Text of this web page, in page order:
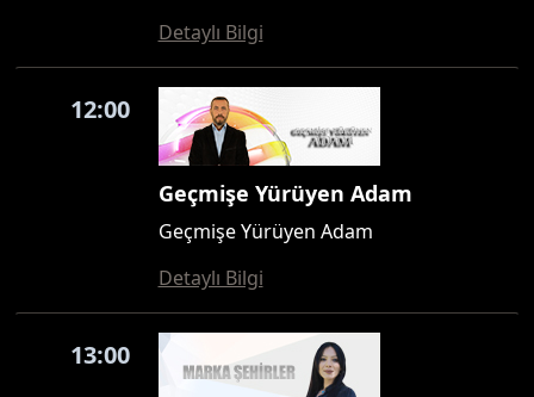
Detaylı Bilgi
12:00
Geçmişe Yürüyen Adam
Geçmişe Yürüyen Adam
Detaylı Bilgi
13:00